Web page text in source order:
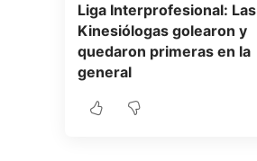
Liga Interprofesional: Las
Kinesiólogas golearon y
quedaron primeras en la
general